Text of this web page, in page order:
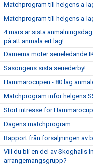
Matchprogram till helgens a-
Matchprogram till helgens a-
4 mars är sista
på att anmäla ert lag!
Damerna möter serieledande
Säsongens sista seriederby!
Hammaröcupen - 80 lag
Matchprogram inför helgens
Stort intresse för
Dagens matchprogram
Rapport från försäljningen av
Vill du bli en del av Skoghalls
arrangemangsgrupp?